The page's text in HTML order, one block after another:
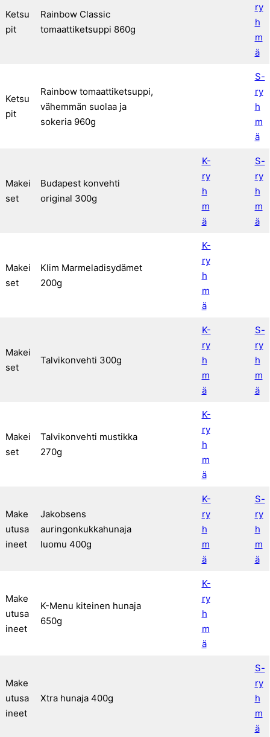
Ketsu
pit
Rainbow Classic
tomaattiketsuppi 860g
ry
h
m
ä
Ketsu
pit
Rainbow tomaattiketsuppi,
vähemmän suolaa ja
sokeria 960g
S-
ry
h
m
ä
Makei
set
Budapest konvehti
original 300g
K-
ry
h
m
ä
S-
ry
h
m
ä
Makei
set
Klim Marmeladisydämet
200g
K-
ry
h
m
ä
Makei
set
Talvikonvehti 300g
K-
ry
h
m
ä
S-
ry
h
m
ä
Makei
set
Talvikonvehti mustikka
270g
K-
ry
h
m
ä
Make
utusa
ineet
Jakobsens
auringonkukkahunaja
luomu 400g
K-
ry
h
m
ä
S-
ry
h
m
ä
Make
utusa
ineet
K-Menu kiteinen hunaja
650g
K-
ry
h
m
ä
Make
utusa
ineet
Xtra hunaja 400g
S-
ry
h
m
ä